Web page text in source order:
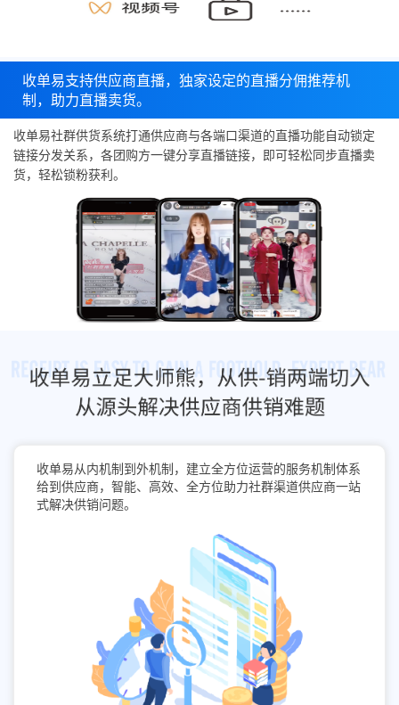
收单易支持供应商直播，独家设定的直播分佣推荐机
制，助力直播卖货。
收单易社群供货系统打通供应商与各端口渠道的直播功能自动锁定
链接分发关系，各团购方一键分享直播链接，即可轻松同步直播卖
货，轻松锁粉获利。
收单易从内机制到外机制，建立全方位运营的服务机制体系
给到供应商，智能、高效、全方位助力社群渠道供应商一站
式解决供销问题。